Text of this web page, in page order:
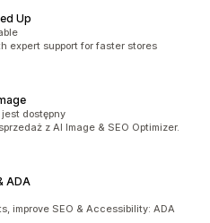
Up
expert support for faster stores
jest dostępny
z AI Image & SEO Optimizer.
ADA
improve SEO & Accessibility: ADA